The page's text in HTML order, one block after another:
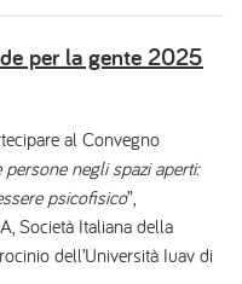
per la gente 2025
al Convegno
negli spazi aperti:
psicofisico”,
Società Italiana della
dell’Università Iuav di